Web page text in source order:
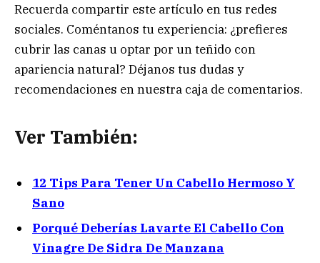
Recuerda compartir este artículo en tus redes
sociales. Coméntanos tu experiencia: ¿prefieres
cubrir las canas u optar por un teñido con
apariencia natural? Déjanos tus dudas y
recomendaciones en nuestra caja de comentarios.
Ver También:
12 Tips Para Tener Un Cabello Hermoso Y
Sano
Porqué Deberías Lavarte El Cabello Con
Vinagre De Sidra De Manzana